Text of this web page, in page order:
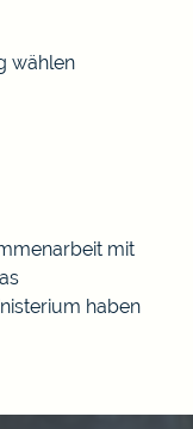
wählen
mit
haben